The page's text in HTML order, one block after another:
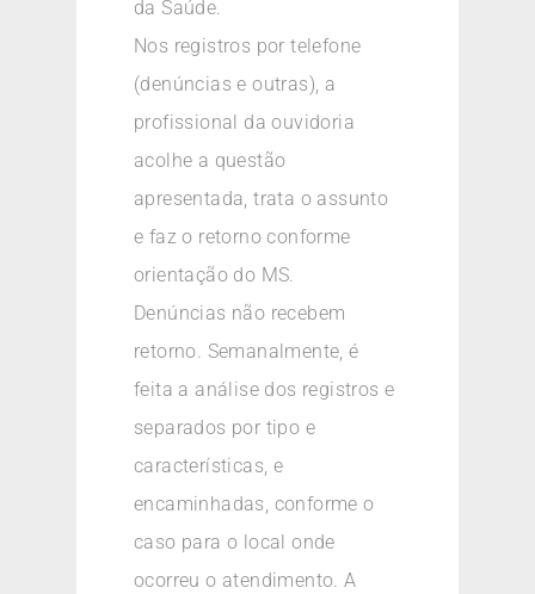
da Saúde.
Nos registros por telefone
(denúncias e outras), a
profissional da ouvidoria
acolhe a questão
apresentada, trata o assunto
e faz o retorno conforme
orientação do MS.
Denúncias não recebem
retorno. Semanalmente, é
feita a análise dos registros e
separados por tipo e
características, e
encaminhadas, conforme o
caso para o local onde
ocorreu o atendimento. A